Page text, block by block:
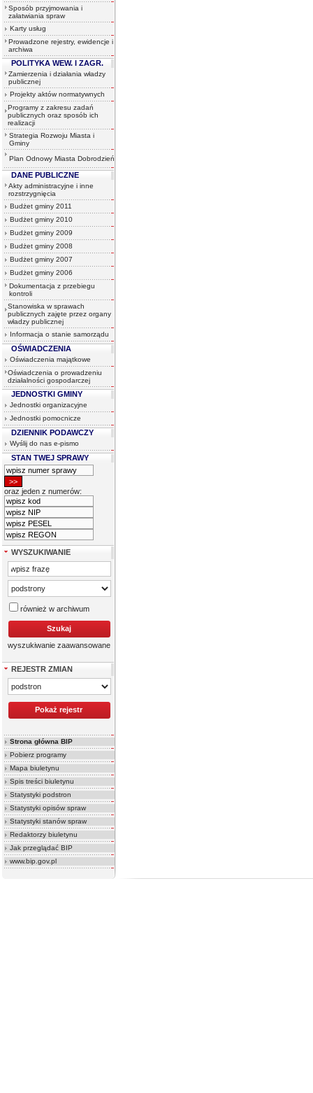
Sposób przyjmowania i
załatwiania spraw
Karty usług
Prowadzone rejestry, ewidencje i
archiwa
POLITYKA WEW. I ZAGR.
Zamierzenia i działania władzy
publicznej
Projekty aktów normatywnych
Programy z zakresu zadań
publicznych oraz sposób ich
realizacji
Strategia Rozwoju Miasta i
Gminy
Plan Odnowy Miasta Dobrodzień
DANE PUBLICZNE
Akty administracyjne i inne
rozstrzygnięcia
Budżet gminy 2011
Budżet gminy 2010
Budżet gminy 2009
Budżet gminy 2008
Budżet gminy 2007
Budżet gminy 2006
Dokumentacja z przebiegu
kontroli
Stanowiska w sprawach
publicznych zajęte przez organy
władzy publicznej
Informacja o stanie samorządu
OŚWIADCZENIA
Oświadczenia majątkowe
Oświadczenia o prowadzeniu
działalności gospodarczej
JEDNOSTKI GMINY
Jednostki organizacyjne
Jednostki pomocnicze
DZIENNIK PODAWCZY
Wyślij do nas e-pismo
STAN TWEJ SPRAWY
oraz jeden z numerów:
WYSZUKIWANIE
również w archiwum
wyszukiwanie zaawansowane
REJESTR ZMIAN
Strona główna BIP
Pobierz programy
Mapa biuletynu
Spis treści biuletynu
Statystyki podstron
Statystyki opisów spraw
Statystyki stanów spraw
Redaktorzy biuletynu
Jak przeglądać BIP
www.bip.gov.pl